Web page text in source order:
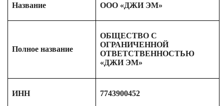
Название ООО «ДЖИ ЭМ»
Полное название
ОБЩЕСТВО С
ОГРАНИЧЕННОЙ
ОТВЕТСТВЕННОСТЬЮ
«ДЖИ ЭМ»
ИНН 7743900452